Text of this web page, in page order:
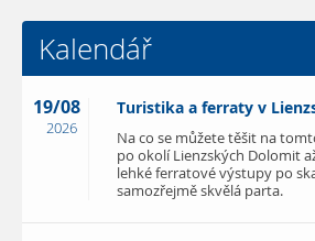
Kalendář
19/08
2026
Turistika a ferraty v
Na co se můžete těšit na
po okolí Lienzských Dolomit
lehké ferratové výstupy po
samozřejmě skvělá parta.